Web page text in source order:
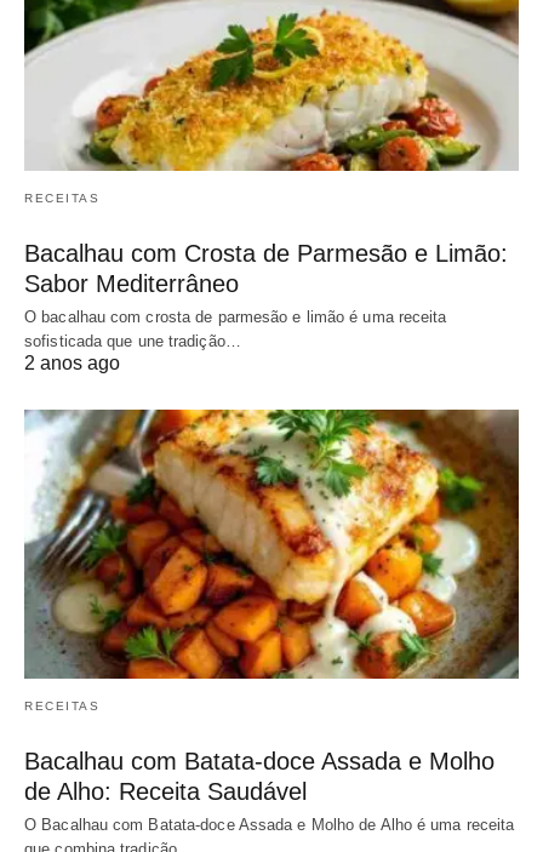
RECEITAS
Bacalhau com Crosta de Parmesão e Limão:
Sabor Mediterrâneo
O bacalhau com crosta de parmesão e limão é uma receita
sofisticada que une tradição…
2 anos ago
RECEITAS
Bacalhau com Batata-doce Assada e Molho
de Alho: Receita Saudável
O Bacalhau com Batata-doce Assada e Molho de Alho é uma receita